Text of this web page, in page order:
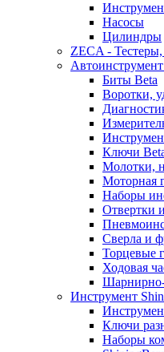
Насосы
Цилиндры
ZECA -
Биты Beta
Воротки,
Ключи
Молотки,
Моторная
Наборы
Отвертки
Сверла и
Торцевые
Ходовая
Шарнирно-
Инструмент
Ключи
Наборы